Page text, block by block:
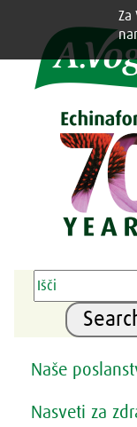
Naše
Nasveti za
Za
Share this selection